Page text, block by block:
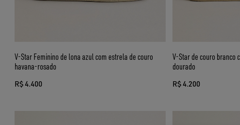
V-Star Feminino de lona azul com estrela de couro
havana-rosado
R$ 4.400
V-Star de couro branco
dourado
R$ 4.200